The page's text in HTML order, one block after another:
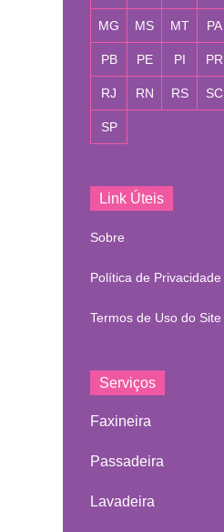
MG MS MT PA
PB PE PI PR
RJ RN RS SC
SP
Link Úteis
Sobre
Política de Privacidade
Termos de Uso do Site
Serviços
Faxineira
Passadeira
Lavadeira